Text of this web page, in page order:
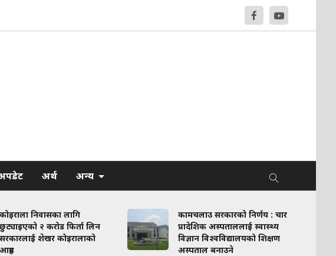
अर्थ अन्य
कोइराला निवासका लागि
छुट्याइएको २ करोड फिर्ता लिन
सरकारलाई शेखर कोइरालाको
आग्रह
कामचलाउ सरकारको निर्णय : चार
प्रादेशिक अस्पताललाई स्वास्थ्य
विज्ञान विश्वविद्यालयको शिक्षण
अस्पताल बनाउने